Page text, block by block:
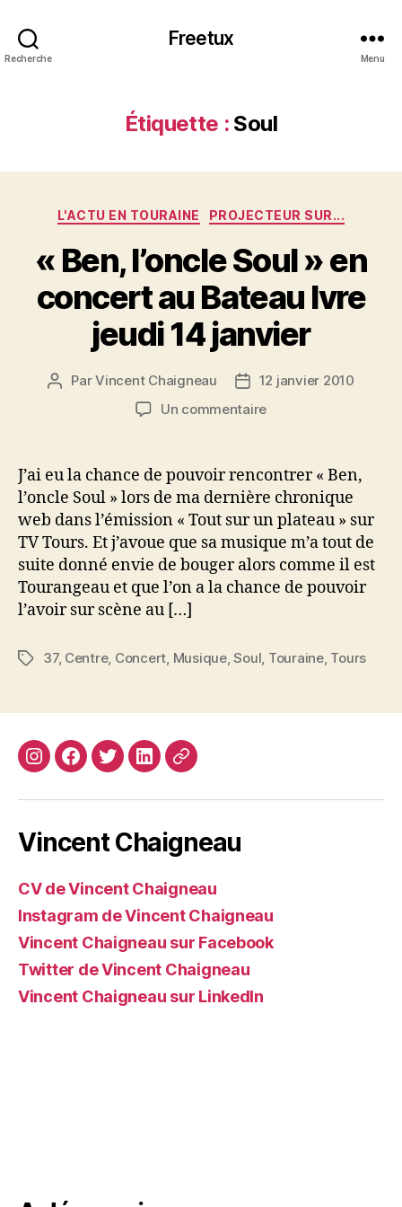
Recherche
Freetux
Menu
Étiquette : Soul
Catégories
L'ACTU EN TOURAINE PROJECTEUR SUR...
« Ben, l’oncle Soul » en
concert au Bateau Ivre
jeudi 14 janvier
Auteur
ParVincent Chaigneau
Date
de
12 janvier 2010
Un commentairesur
Soul »
concert
au
Bateau
Ivre
jeudi
J’ai eu la chance de pouvoir rencontrer « Ben,
l’oncle Soul » lors de ma dernière chronique
web dans l’émission « Tout sur un plateau » sur
TV Tours. Et j’avoue que sa musique m’a tout de
suite donné envie de bouger alors comme il est
Tourangeau et que l’on a la chance de pouvoir
l’avoir sur scène au […]
Étiquettes
37, Centre, Concert Musique,Soul Touraine, Tours
InstagramFacebook
TwitterLinkedin
Site
Vincent Chaigneau
CV de Vincent Chaigneau
Instagram de Vincent Chaigneau
Vincent Chaigneau sur Facebook
Twitter de Vincent Chaigneau
Vincent Chaigneau sur LinkedIn